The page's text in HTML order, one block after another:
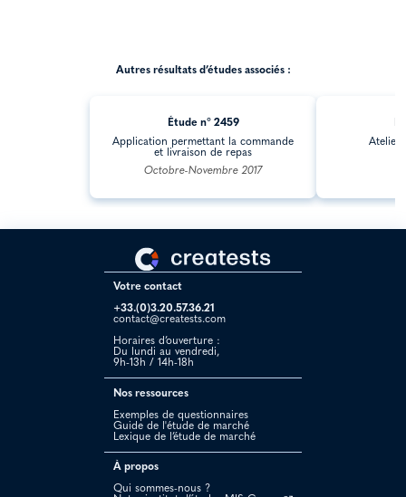
Autres résultats d’études associés :
Étude n° 2459
Application permettant la commande
et livraison de repas
Octobre-Novembre 2017
Votre contact
+33.(0)3.20.57.36.21
contact@creatests.com
Horaires d’ouverture :
Du lundi au vendredi,
9h-13h / 14h-18h
Nos ressources
Exemples de questionnaires
Guide de l'étude de marché
Lexique de l’étude de marché
À propos
Qui sommes-nous ?